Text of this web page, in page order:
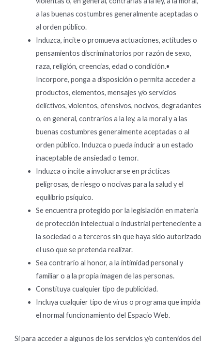
a las buenas costumbres generalmente aceptadas o
al orden público.
Induzca, incite o promueva actuaciones, actitudes o
pensamientos discriminatorios por razón de sexo,
raza, religión, creencias, edad o condición.•
Incorpore, ponga a disposición o permita acceder a
productos, elementos, mensajes y/o servicios
delictivos, violentos, ofensivos, nocivos, degradantes
o, en general, contrarios a la ley, a la moral y a las
buenas costumbres generalmente aceptadas o al
orden público. Induzca o pueda inducir a un estado
inaceptable de ansiedad o temor.
Induzca o incite a involucrarse en prácticas
peligrosas, de riesgo o nocivas para la salud y el
equilibrio psíquico.
Se encuentra protegido por la legislación en materia
de protección intelectual o industrial perteneciente a
la sociedad o a terceros sin que haya sido autorizado
el uso que se pretenda realizar.
Sea contrario al honor, a la intimidad personal y
familiar o a la propia imagen de las personas.
Constituya cualquier tipo de publicidad.
Incluya cualquier tipo de virus o programa que impida
el normal funcionamiento del Espacio Web.
Si para acceder a algunos de los servicios y/o contenidos del